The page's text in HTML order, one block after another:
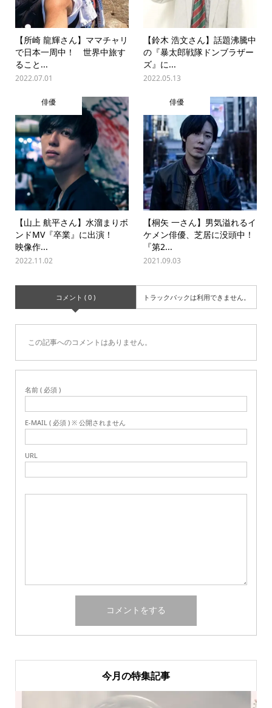
【所崎 龍輝さん】ママチャリ
で日本一周中！ 世界中旅す
ること...
2022.07.01
【鈴木 浩文さん】話題沸騰中
の『暴太郎戦隊ドンブラザー
ズ』に...
2022.05.13
俳優
【山上 航平さん】水溜まりボ
ンドMV『卒業』に出演！
映像作...
2022.11.02
俳優
【桐矢 一さん】男気溢れるイ
ケメン俳優、芝居に没頭中！
『第2...
2021.09.03
コメント ( 0 ) トラックバックは利用できません。
この記事へのコメントはありません。
名前 ( 必須 )
E-MAIL ( 必須 ) ※ 公開されません
URL
今月の特集記事